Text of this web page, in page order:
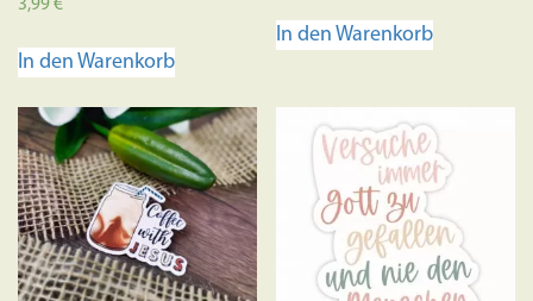
5.00
3,99€
In den Warenkorb
In den Warenkorb